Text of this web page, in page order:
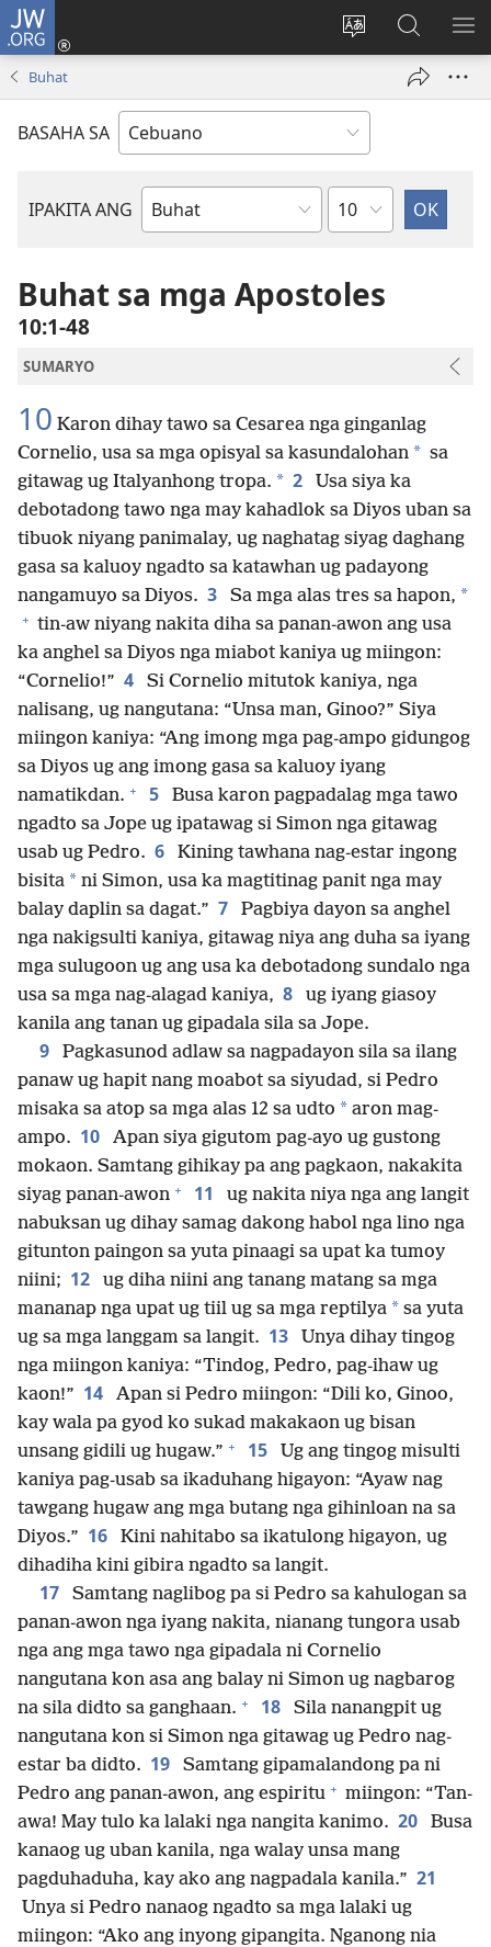
JW.ORG
Ilisi
pinulongan
sa
site
Log
ug
window)
Pangitaa
sa
JW.ORG
Buhat
BASAHA SA
IPAKITA ANG
Basahon
Kapitulo
Buhat sa mga Apostoles
10:1-48
SUMARYO
10 Karon dihay tawo sa Cesarea nga ginganlag
Cornelio, usa sa mga opisyal sa kasundalohan * sa
gitawag ug Italyanhong tropa. * 2
Usa siya ka
debotadong tawo nga may kahadlok sa Diyos uban sa
tibuok niyang panimalay, ug naghatag siyag daghang
gasa sa kaluoy ngadto sa katawhan ug padayong
nangamuyo sa Diyos. 3 Sa mga alas tres sa hapon, *
+ tin-aw niyang nakita diha sa panan-awon ang usa
ka anghel sa Diyos nga miabot kaniya ug miingon:
“Cornelio!” 4
Si Cornelio mitutok kaniya, nga
nalisang, ug nangutana: “Unsa man, Ginoo?” Siya
miingon kaniya: “Ang imong mga pag-ampo gidungog
sa Diyos ug ang imong gasa sa kaluoy iyang
namatikdan. + 5
Busa karon pagpadalag mga tawo
ngadto sa Jope ug ipatawag si Simon nga gitawag
usab ug Pedro. 6
Kining tawhana nag-estar ingong
bisita * ni Simon, usa ka magtitinag panit nga may
balay daplin sa dagat.” 7
Pagbiya dayon sa anghel
nga nakigsulti kaniya, gitawag niya ang duha sa iyang
mga sulugoon ug ang usa ka debotadong sundalo nga
usa sa mga nag-alagad kaniya, 8
ug iyang giasoy
kanila ang tanan ug gipadala sila sa Jope.
9
Pagkasunod adlaw sa nagpadayon sila sa ilang
panaw ug hapit nang moabot sa siyudad, si Pedro
misaka sa atop sa mga alas 12 sa udto * aron mag-
ampo. 10
Apan siya gigutom pag-ayo ug gustong
mokaon. Samtang gihikay pa ang pagkaon, nakakita
siyag panan-awon + 11
ug nakita niya nga ang langit
nabuksan ug dihay samag dakong habol nga lino nga
gitunton paingon sa yuta pinaagi sa upat ka tumoy
niini; 12
ug diha niini ang tanang matang sa mga
mananap nga upat ug tiil ug sa mga reptilya * sa yuta
ug sa mga langgam sa langit. 13
Unya dihay tingog
nga miingon kaniya: “Tindog, Pedro, pag-ihaw ug
kaon!” 14
Apan si Pedro miingon: “Dili ko, Ginoo,
kay wala pa gyod ko sukad makakaon ug bisan
unsang gidili ug hugaw.” + 15
Ug ang tingog misulti
kaniya pag-usab sa ikaduhang higayon: “Ayaw nag
tawgang hugaw ang mga butang nga gihinloan na sa
Diyos.” 16
Kini nahitabo sa ikatulong higayon, ug
dihadiha kini gibira ngadto sa langit.
17
Samtang naglibog pa si Pedro sa kahulogan sa
panan-awon nga iyang nakita, nianang tungora usab
nga ang mga tawo nga gipadala ni Cornelio
nangutana kon asa ang balay ni Simon ug nagbarog
na sila didto sa ganghaan. + 18
Sila nanangpit ug
nangutana kon si Simon nga gitawag ug Pedro nag-
estar ba didto. 19
Samtang gipamalandong pa ni
Pedro ang panan-awon, ang espiritu + miingon: “Tan-
awa! May tulo ka lalaki nga nangita kanimo. 20
Busa
kanaog ug uban kanila, nga walay unsa mang
pagduhaduha, kay ako ang nagpadala kanila.” 21
Unya si Pedro nanaog ngadto sa mga lalaki ug
miingon: “Ako ang inyong gipangita. Nganong nia